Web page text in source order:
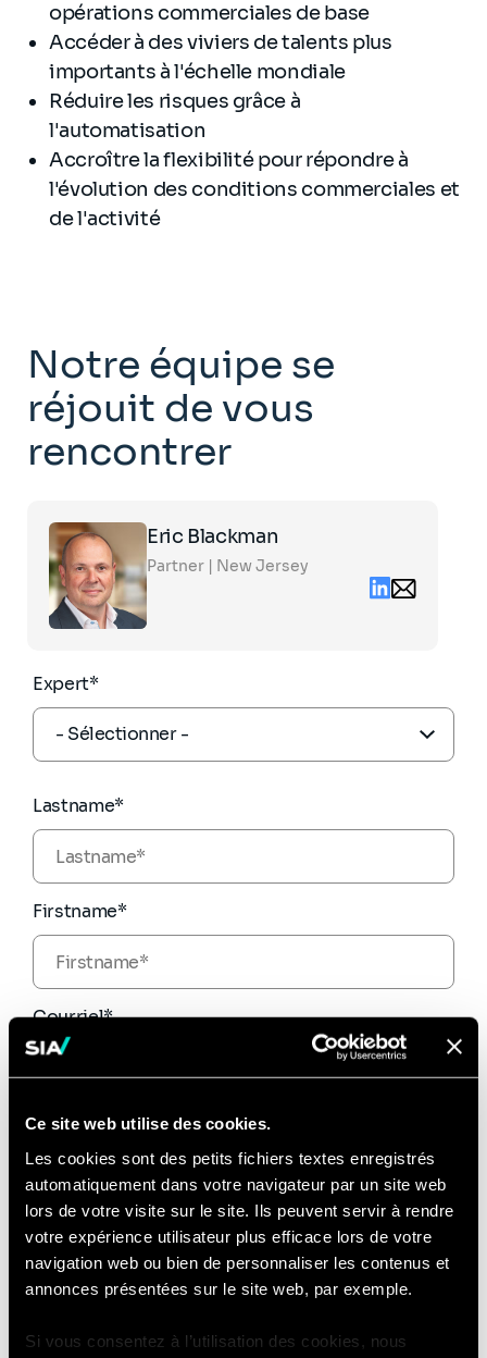
Ce site web utilise des cookies.
Les cookies sont des petits fichiers textes enregistrés
automatiquement dans votre navigateur par un site web
lors de votre visite sur le site. Ils peuvent servir à rendre
votre expérience utilisateur plus efficace lors de votre
navigation web ou bien de personnaliser les contenus et
annonces présentées sur le site web, par exemple.
Si vous consentez à l’utilisation des cookies, nous
opérations commerciales de base
Accéder à des viviers de talents plus
importants à l'échelle mondiale
Réduire les risques grâce à
l'automatisation
Accroître la flexibilité pour répondre à
l'évolution des conditions commerciales et
de l'activité
Notre équipe se
réjouit de vous
rencontrer
Eric Blackman
Partner | New Jersey
Linkedin
Email
contact
Click
on
the
card
to
see
the
full
Expert*
Lastname*
Firstname*
Courriel*
Numéro de téléphone
Message*